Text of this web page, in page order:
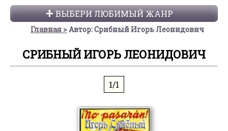
ВЫБЕРИ ЛЮБИМЫЙ ЖАНР
Главная Автор: Срибный Игорь Леонидович
СРИБНЫЙ ИГОРЬ ЛЕОНИДОВИЧ
1/1